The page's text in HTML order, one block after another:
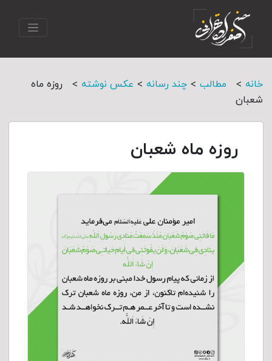
خانه > مطالب > چند رسانه > عکس نوشته >
روزه ماه
شعبان
روزه ماه شعبان